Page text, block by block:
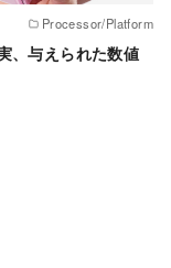
Processor/Platform
、与えられた数値